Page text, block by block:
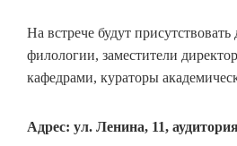
На встрече будут
филологии, заместители
кафедрами, кураторы
Адрес: ул. Ленина, 11,